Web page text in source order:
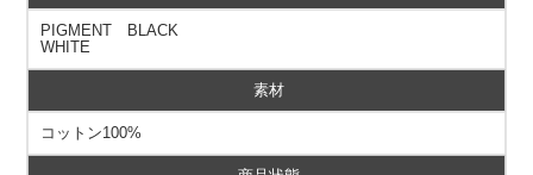
PIGMENT BLACK
WHITE
素材
コットン100%